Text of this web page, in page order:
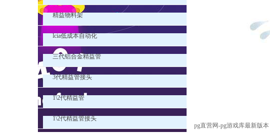
精益物料架
lcia低成本自动化
三代铝合金精益管
3代精益管接头
1\2代精益管
1\2代精益管接头
pg直营网-pg游戏库最新版本